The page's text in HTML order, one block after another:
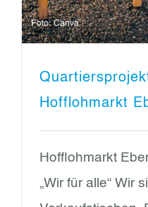
Hofflohmarkt
Hofflohmarkt
„Wir für alle“ Wir